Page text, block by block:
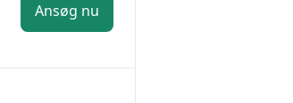
Ansøg nu